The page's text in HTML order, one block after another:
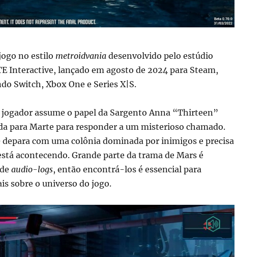
no estilo metroidvaniadesenvolvido pelo estúdio
Interactive, lançado em agosto de 2024 para Steam,
Switch, Xbox One e Series X|S.
jogador assume o papel da Sargento Anna “Thirteen”
para Marte para responder a um misterioso chamado.
depara com uma colônia dominada por inimigos e precisa
acontecendo. Grande parte da trama de Mars é
audio-logs, então encontrá-los é essencial para
sobre o universo do jogo.